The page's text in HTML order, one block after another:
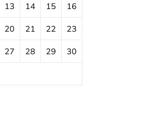
13 14 15 16
20 21 22 23
27 28 29 30